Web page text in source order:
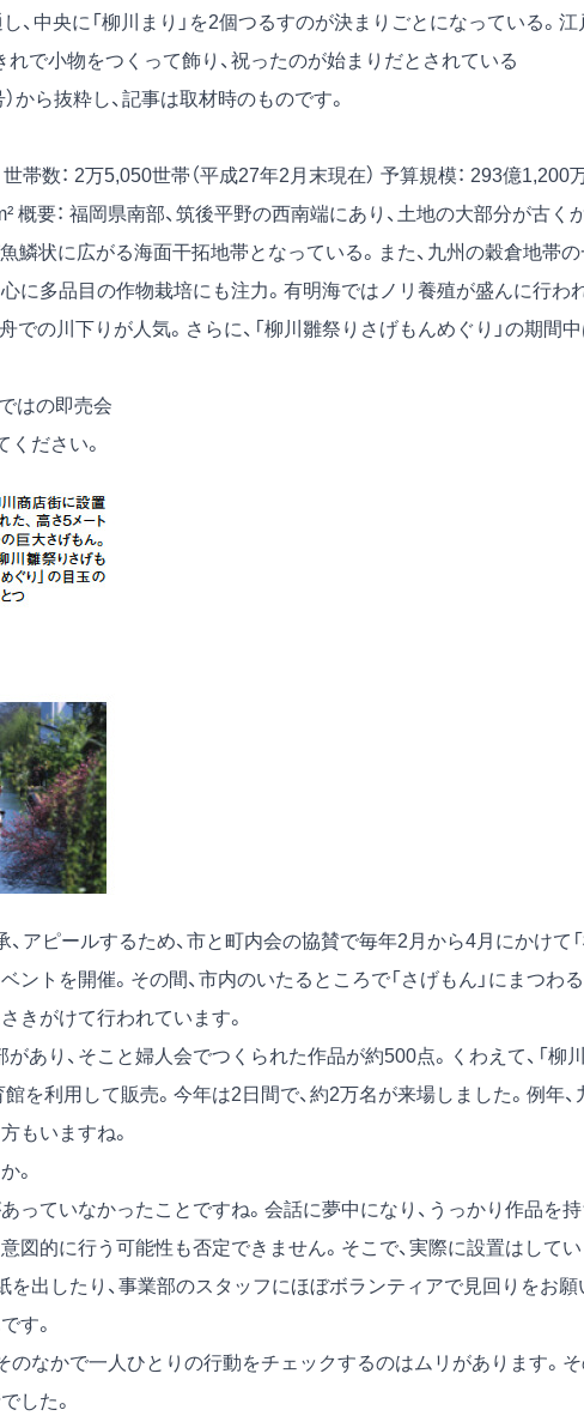
中央に「柳川まり」を2個つるすのが決まりごとになっている。江
で小物をつくって飾り、祝ったのが始まりだとされている
から抜粋し、記事は取材時のものです。
世帯数： 2万5,050世帯（平成27年2月末現在） 予算規模： 293億1,200
概要： 福岡県南部、筑後平野の西南端にあり、土地の大部分が古く
鱗状に広がる海面干拓地帯となっている。また、九州の穀倉地帯
心に多品目の作物栽培にも注力。有明海ではノリ養殖が盛んに行わ
での川下りが人気。さらに、「柳川雛祭りさげもんめぐり」の期間
はの即売会
ださい。
アピールするため、市と町内会の協賛で毎年2月から4月にかけて
ントを開催。その間、市内のいたるところで「さげもん」にまつわる
きがけて行われています。
あり、そこと婦人会でつくられた作品が約500点。くわえて、「柳
を利用して販売。今年は2日間で、約2万名が来場しました。例年、
もいますね。
。
っていなかったことですね。会話に夢中になり、うっかり作品を
図的に行う可能性も否定できません。そこで、実際に設置はして
を出したり、事業部のスタッフにほぼボランティアで見回りをお願
す。
のなかで一人ひとりの行動をチェックするのはムリがあります。
した。